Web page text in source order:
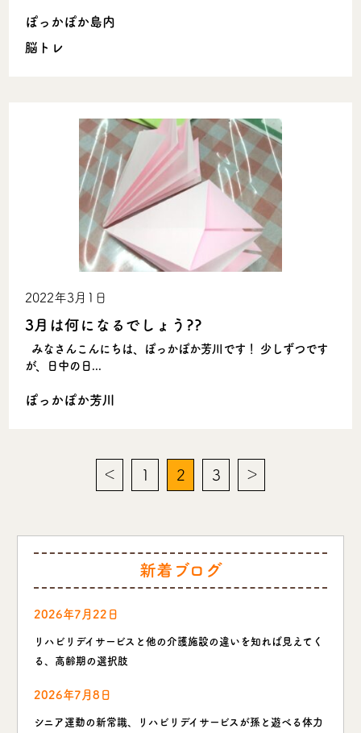
ぽっかぽか島内
脳トレ
2022年3月1日
3月は何になるでしょう??
みなさんこんにちは、ぽっかぽか芳川です！ 少しずつです
が、日中の日...
ぽっかぽか芳川
＜ 1 2 3 ＞
新着ブログ
2026年7月22日
リハビリデイサービスと他の介護施設の違いを知れば見えてく
る、高齢期の選択肢
2026年7月8日
シニア運動の新常識、リハビリデイサービスが孫と遊べる体力